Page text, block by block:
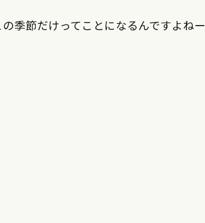
季節だけってことになるんですよねー